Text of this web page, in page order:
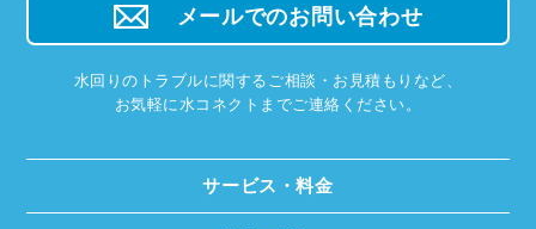
メールでのお問い合わせ
水回りのトラブルに関するご相談・お見積もりなど、
お気軽に水コネクトまでご連絡ください。
サービス・料金